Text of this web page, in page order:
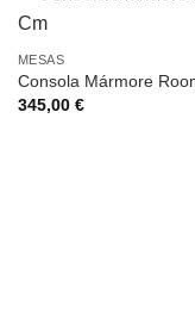
MESAS
Consola Mármore
345,00 €